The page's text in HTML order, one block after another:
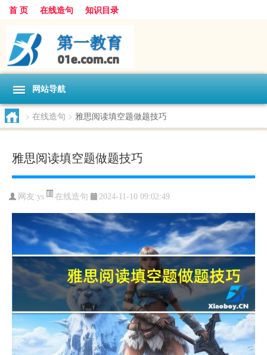
首 页 在线造句 知识目录
网站导航
> 在线造句 > 雅思阅读填空题做题技巧
雅思阅读填空题做题技巧
网友:ys 在线造句 2024-11-10 09:02:49